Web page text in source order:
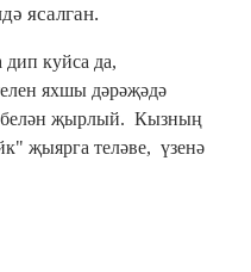
ясалган.
куйса да,
яхшы дәрәҗәдә
белән җырлый. Кызның
җыярга теләве, үзенә